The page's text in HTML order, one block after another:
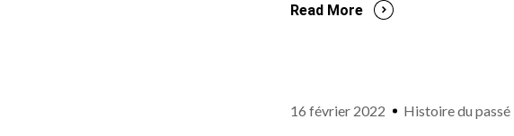
Read More
16 février 2022 Histoire du passé